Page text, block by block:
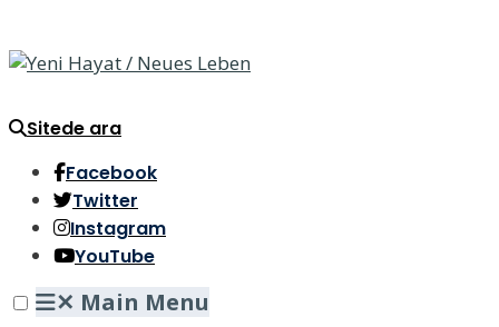
Sitede ara
Facebook
Twitter
Instagram
YouTube
✕ Main Menu